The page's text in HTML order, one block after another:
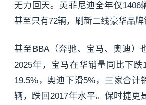
无力回天。英菲尼迪全年仅1406
甚至只有72辆，刷新二线豪华品牌
甚至BBA（奔驰、宝马、奥迪）
2025年，宝马在华销量同比下跌
19.5%，奥迪下滑5%，三家合计
辆，跌回2017年水平。保时捷更